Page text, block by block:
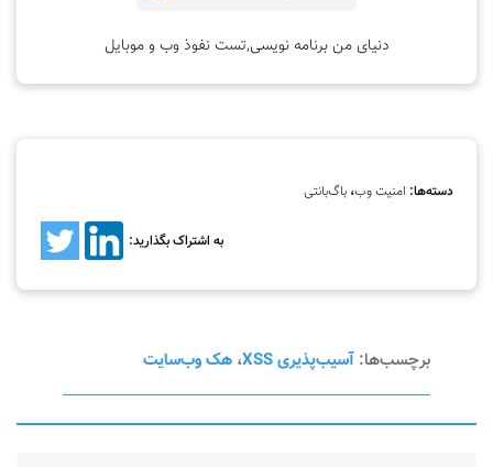
دنیای من برنامه نویسی,تست نفوذ وب و موبایل
دسته‌ها: امنیت وب، باگ‌بانتی
به اشتراک بگذارید:
برچسب‌ها: آسیب‌پذیری XSS ، هک وب‌سایت